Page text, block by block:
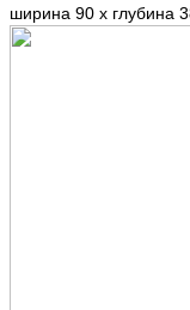
ширина 90 х глубина